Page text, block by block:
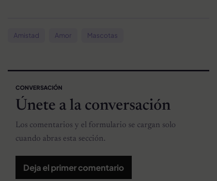
Amistad Amor Mascotas
CONVERSACIÓN
Únete a la conversación
Los comentarios y el formulario se cargan solo
cuando abras esta sección.
Deja el primer comentario